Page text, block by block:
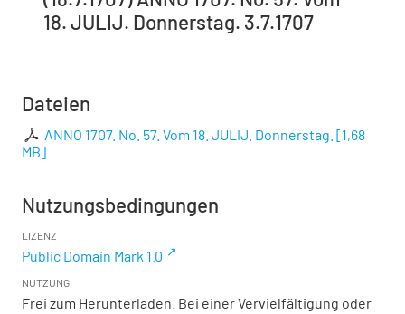
18. JULIJ. Donnerstag. 3.7.1707
Dateien
ANNO 1707. No. 57. Vom 18. JULIJ. Donnerstag. [1,68
MB]
Nutzungsbedingungen
LIZENZ
Public Domain Mark 1.0
NUTZUNG
Frei zum Herunterladen. Bei einer Vervielfältigung oder